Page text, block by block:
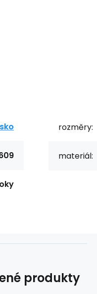
rozměry:
materiál:
produkty